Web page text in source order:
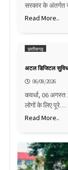
सरकार के अंतर्गत
Read More..
छत्तीसगढ़
अटल डिजिटल
06/08/2026
कवर्धा, 06 अगस्त
लोगों के लिए पूरे…
Read More..